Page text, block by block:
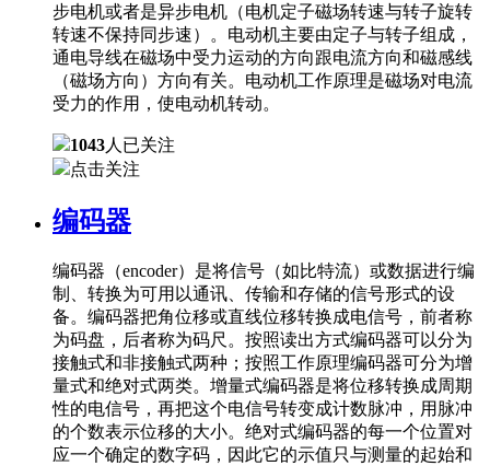
步电机或者是异步电机（电机定子磁场转速与转子旋转
转速不保持同步速）。电动机主要由定子与转子组成，
通电导线在磁场中受力运动的方向跟电流方向和磁感线
（磁场方向）方向有关。电动机工作原理是磁场对电流
受力的作用，使电动机转动。
1043人已关注
点击关注
编码器
编码器（encoder）是将信号（如比特流）或数据进行编
制、转换为可用以通讯、传输和存储的信号形式的设
备。编码器把角位移或直线位移转换成电信号，前者称
为码盘，后者称为码尺。按照读出方式编码器可以分为
接触式和非接触式两种；按照工作原理编码器可分为增
量式和绝对式两类。增量式编码器是将位移转换成周期
性的电信号，再把这个电信号转变成计数脉冲，用脉冲
的个数表示位移的大小。绝对式编码器的每一个位置对
应一个确定的数字码，因此它的示值只与测量的起始和